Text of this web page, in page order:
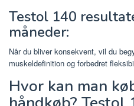
Testol 140
måneder:
Når du bliver konsekvent, vil du
muskeldefinition og forbedret
Hvor kan man